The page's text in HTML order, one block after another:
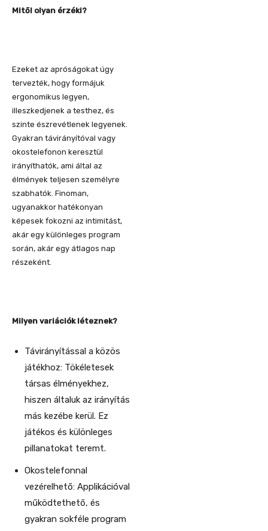
Mitől olyan érzéki?
Ezeket az apróságokat úgy
tervezték, hogy formájuk
ergonomikus legyen,
illeszkedjenek a testhez, és
szinte észrevétlenek legyenek.
Gyakran távirányítóval vagy
okostelefonon keresztül
irányíthatók, ami által az
élmények teljesen személyre
szabhatók. Finoman,
ugyanakkor hatékonyan
képesek fokozni az intimitást,
akár egy különleges program
során, akár egy átlagos nap
részeként.
Milyen variációk léteznek?
Távirányítással a közös
játékhoz: Tökéletesek
társas élményekhez,
hiszen általuk az irányítás
más kezébe kerül. Ez
játékos és különleges
pillanatokat teremt.
Okostelefonnal
vezérelhető: Applikációval
működtethető, és
gyakran sokféle program